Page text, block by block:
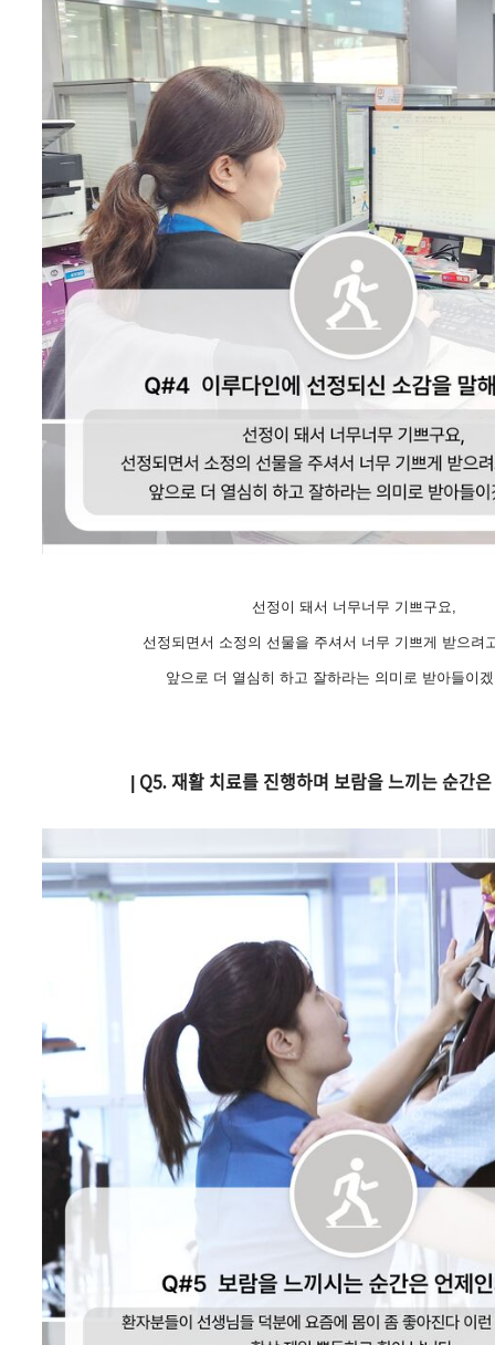
선정이 돼서 너무너무 기쁘구요,
선정되면서 소정의 선물을 주셔서 너무 기쁘게 받으려
앞으로 더 열심히 하고 잘하라는 의미로 받아들이
Q5. 재활 치료를 진행하며 보람을 느끼는 순간